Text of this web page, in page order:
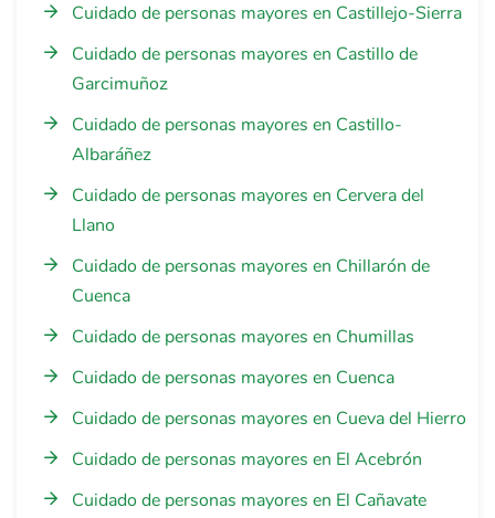
Cuidado de personas mayores en Castillejo-Sierra
Cuidado de personas mayores en Castillo de
Garcimuñoz
Cuidado de personas mayores en Castillo-
Albaráñez
Cuidado de personas mayores en Cervera del
Llano
Cuidado de personas mayores en Chillarón de
Cuenca
Cuidado de personas mayores en Chumillas
Cuidado de personas mayores en Cuenca
Cuidado de personas mayores en Cueva del Hierro
Cuidado de personas mayores en El Acebrón
Cuidado de personas mayores en El Cañavate